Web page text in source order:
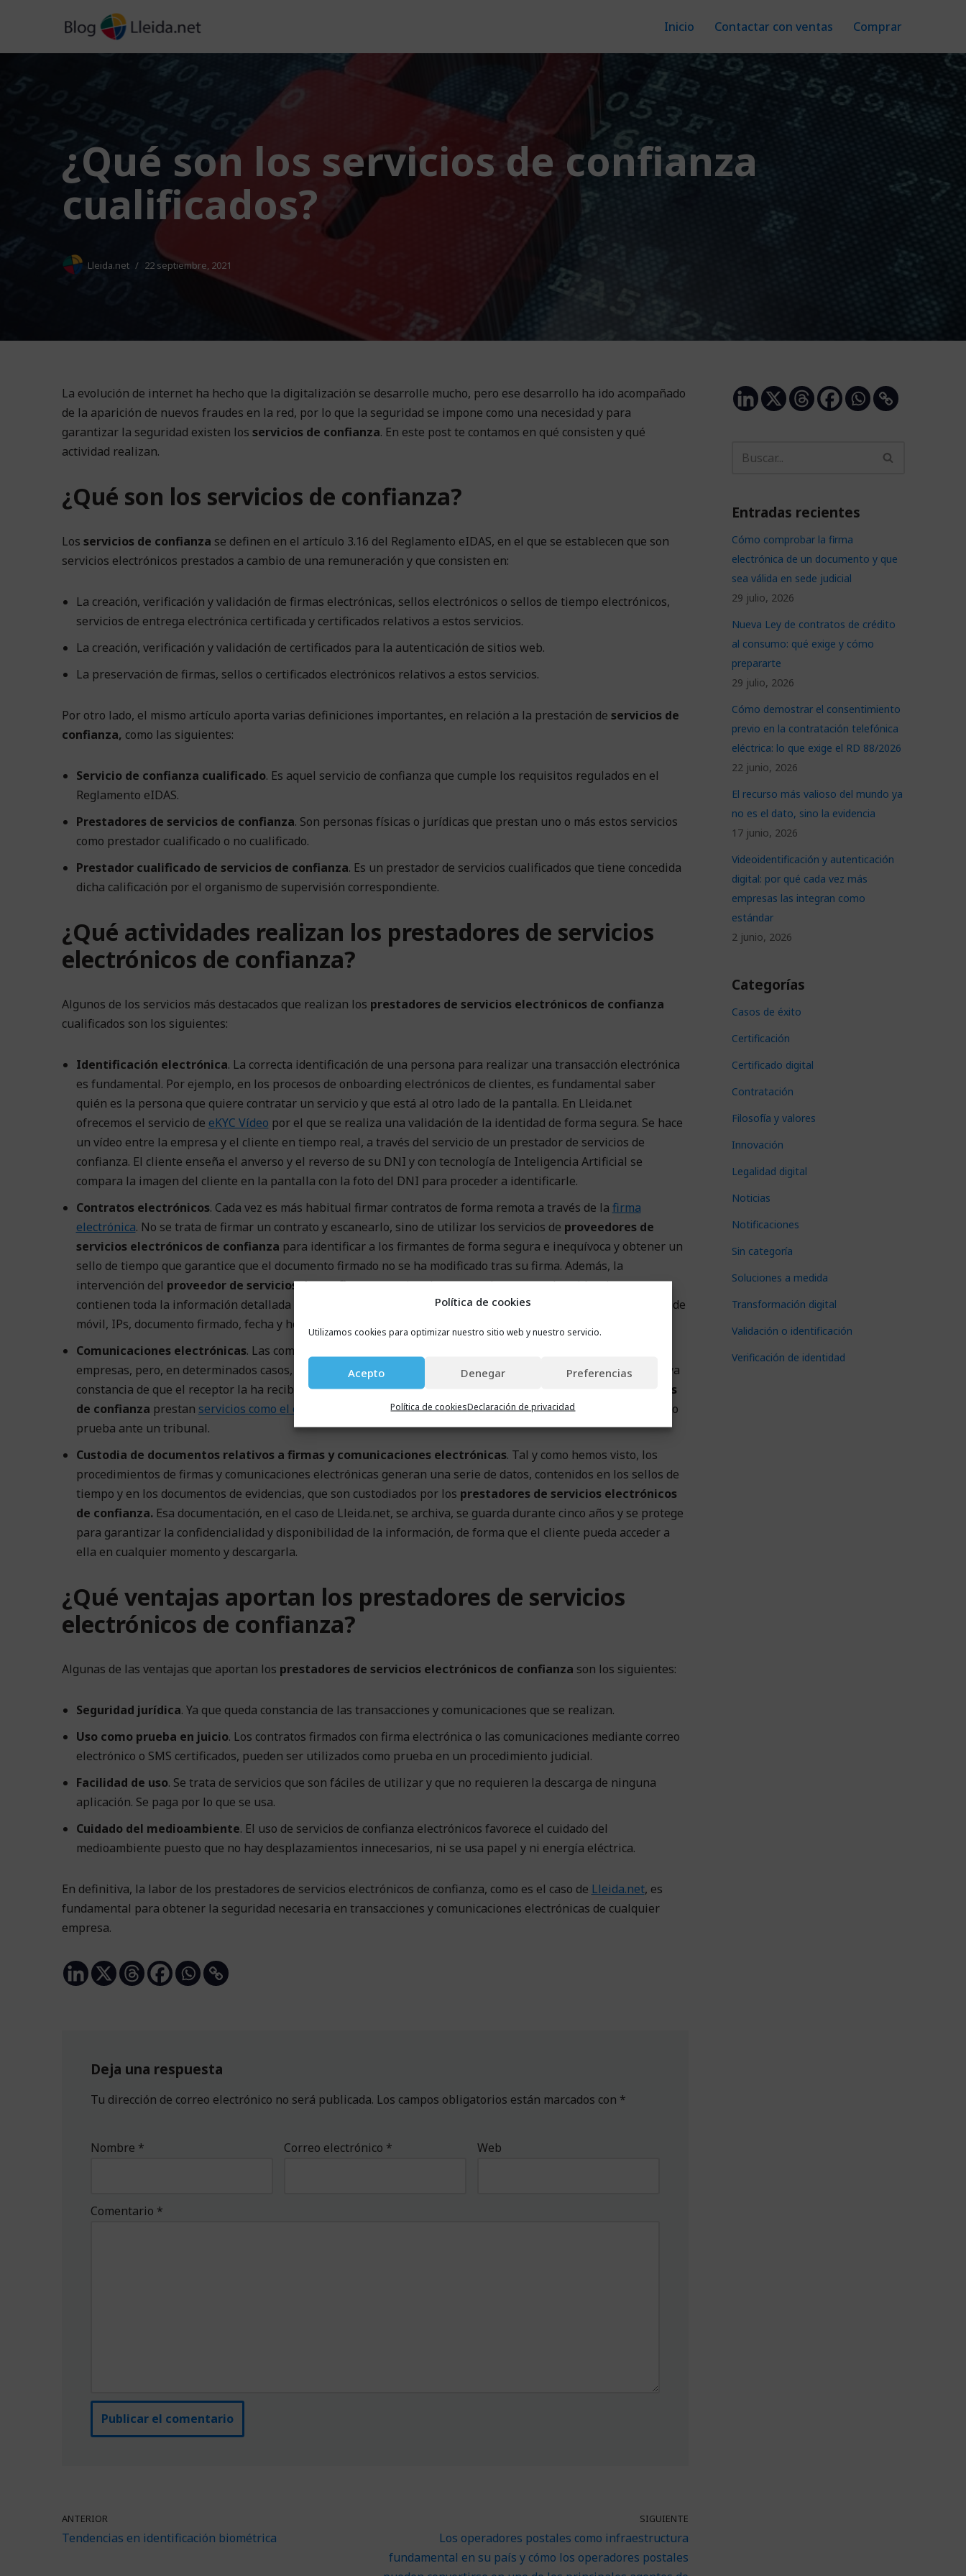
Política de cookies
Utilizamos cookies para optimizar nuestro sitio web y nuestro servicio.
Acepto Denegar Preferencias
Política de cookiesDeclaración de privacidad
Inicio Contactar con ventas Comprar
¿Qué son los servicios de confianza
cualificados?
Lleida.net 22 septiembre, 2021
La evolución de internet ha hecho que la digitalización se desarrolle mucho, pero ese desarrollo ha ido acompañado
de la aparición de nuevos fraudes en la red, por lo que la seguridad se impone como una necesidad y para
garantizar la seguridad existen los servicios de confianza. En este post te contamos en qué consisten y qué
actividad realizan.
¿Qué son los servicios de confianza?
Los servicios de confianza se definen en el artículo 3.16 del Reglamento eIDAS, en el que se establecen que son
servicios electrónicos prestados a cambio de una remuneración y que consisten en:
La creación, verificación y validación de firmas electrónicas, sellos electrónicos o sellos de tiempo electrónicos,
servicios de entrega electrónica certificada y certificados relativos a estos servicios.
La creación, verificación y validación de certificados para la autenticación de sitios web.
La preservación de firmas, sellos o certificados electrónicos relativos a estos servicios.
Por otro lado, el mismo artículo aporta varias definiciones importantes, en relación a la prestación de servicios de
confianza, como las siguientes:
Servicio de confianza cualificado. Es aquel servicio de confianza que cumple los requisitos regulados en el
Reglamento eIDAS.
Prestadores de servicios de confianza. Son personas físicas o jurídicas que prestan uno o más estos servicios
como prestador cualificado o no cualificado.
Prestador cualificado de servicios de confianza. Es un prestador de servicios cualificados que tiene concedida
dicha calificación por el organismo de supervisión correspondiente.
¿Qué actividades realizan los prestadores de servicios
electrónicos de confianza?
Algunos de los servicios más destacados que realizan los prestadores de servicios electrónicos de confianza
cualificados son los siguientes:
Identificación electrónica. La correcta identificación de una persona para realizar una transacción electrónica
es fundamental. Por ejemplo, en los procesos de onboarding electrónicos de clientes, es fundamental saber
quién es la persona que quiere contratar un servicio y que está al otro lado de la pantalla. En Lleida.net
ofrecemos el servicio de eKYC Vídeo por el que se realiza una validación de la identidad de forma segura. Se hace
un vídeo entre la empresa y el cliente en tiempo real, a través del servicio de un prestador de servicios de
confianza. El cliente enseña el anverso y el reverso de su DNI y con tecnología de Inteligencia Artificial se
compara la imagen del cliente en la pantalla con la foto del DNI para proceder a identificarle.
Contratos electrónicos. Cada vez es más habitual firmar contratos de forma remota a través de la firma
electrónica. No se trata de firmar un contrato y escanearlo, sino de utilizar los servicios de proveedores de
servicios electrónicos de confianza para identificar a los firmantes de forma segura e inequívoca y obtener un
sello de tiempo que garantice que el documento firmado no se ha modificado tras su firma. Además, la
intervención del proveedor de servicios de confianzapermite obtener un documento de evidencias que
contienen toda la información detallada del proceso de firma (quién ha firmado, direcciones de correo, número de
móvil, IPs, documento firmado, fecha y hora, etc.).
Comunicaciones electrónicas. Las comunicaciones electrónicas se utilizan mucho en el día a día de todas las
empresas, pero, en determinados casos, es necesario que se haga una notificación fehaciente, es decir, que haya
constancia de que el receptor la ha recibido y leído. En este sentido los
proveedores de servicios electrónicos
de confianza prestan servicios como el correo electrónico certificadoo el SMS certificado que tienen valor como
prueba ante un tribunal.
Custodia de documentos relativos a firmas y comunicaciones electrónicas. Tal y como hemos visto, los
procedimientos de firmas y comunicaciones electrónicas generan una serie de datos, contenidos en los sellos de
tiempo y en los documentos de evidencias, que son custodiados por los prestadores de servicios electrónicos
de confianza.Esa documentación, en el caso de Lleida.net, se archiva, se guarda durante cinco años y se protege
para garantizar la confidencialidad y disponibilidad de la información, de forma que el cliente pueda acceder a
ella en cualquier momento y descargarla.
¿Qué ventajas aportan los prestadores de servicios
electrónicos de confianza?
Algunas de las ventajas que aportan los prestadores de servicios electrónicos de confianza son los siguientes:
Seguridad jurídica. Ya que queda constancia de las transacciones y comunicaciones que se realizan.
Uso como prueba en juicio. Los contratos firmados con firma electrónica o las comunicaciones mediante correo
electrónico o SMS certificados, pueden ser utilizados como prueba en un procedimiento judicial.
Facilidad de uso. Se trata de servicios que son fáciles de utilizar y que no requieren la descarga de ninguna
aplicación. Se paga por lo que se usa.
Cuidado del medioambiente. El uso de servicios de confianza electrónicos favorece el cuidado del
medioambiente puesto que no hay desplazamientos innecesarios, ni se usa papel y ni energía eléctrica.
En definitiva, la labor de los prestadores de servicios electrónicos de confianza, como es el caso de Lleida.net, es
fundamental para obtener la seguridad necesaria en transacciones y comunicaciones electrónicas de cualquier
empresa.
Deja una respuesta
Tu dirección de correo electrónico no será publicada. Los campos obligatorios están marcados con *
Nombre * Correo electrónico * Web
Comentario *
ANTERIOR
Tendencias en identificación biométrica
SIGUIENTE
Los operadores postales como infraestructura
fundamental en su país y cómo los operadores postales
Entradas recientes
Cómo comprobar la firma
electrónica de un documento y que
sea válida en sede judicial
29 julio, 2026
Nueva Ley de contratos de crédito
al consumo: qué exige y cómo
prepararte
29 julio, 2026
Cómo demostrar el consentimiento
previo en la contratación telefónica
eléctrica: lo que exige el RD 88/2026
22 junio, 2026
El recurso más valioso del mundo ya
no es el dato, sino la evidencia
17 junio, 2026
Videoidentificación y autenticación
digital: por qué cada vez más
empresas las integran como
estándar
2 junio, 2026
Categorías
Casos de éxito
Certificación
Certificado digital
Contratación
Filosofía y valores
Innovación
Legalidad digital
Noticias
Notificaciones
Sin categoría
Soluciones a medida
Transformación digital
Validación o identificación
Verificación de identidad